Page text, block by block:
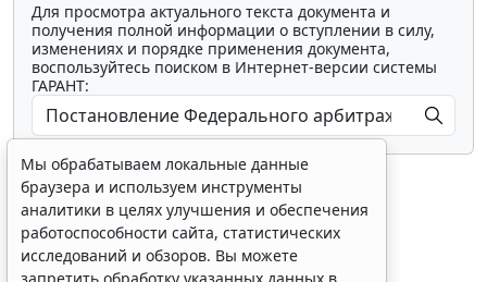
Для просмотра актуального текста документа и
получения полной информации о вступлении в силу,
изменениях и порядке применения документа,
воспользуйтесь поиском в Интернет-версии системы
ГАРАНТ:
Показать все материалы
Мы обрабатываем локальные данные
браузера и используем инструменты
аналитики в целях улучшения и обеспечения
работоспособности сайта, статистических
исследований и обзоров. Вы можете